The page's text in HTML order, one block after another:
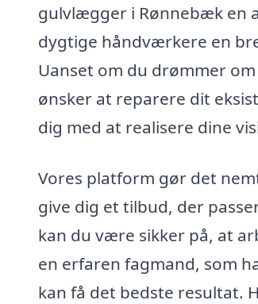
gulvlægger i Rønnebæk en
dygtige håndværkere en
Uanset om du drømmer
ønsker at reparere dit
dig med at realisere dine
Vores platform gør det
give dig et tilbud, der
kan du være sikker på, at
en erfaren fagmand, som
kan få det bedste resultat.